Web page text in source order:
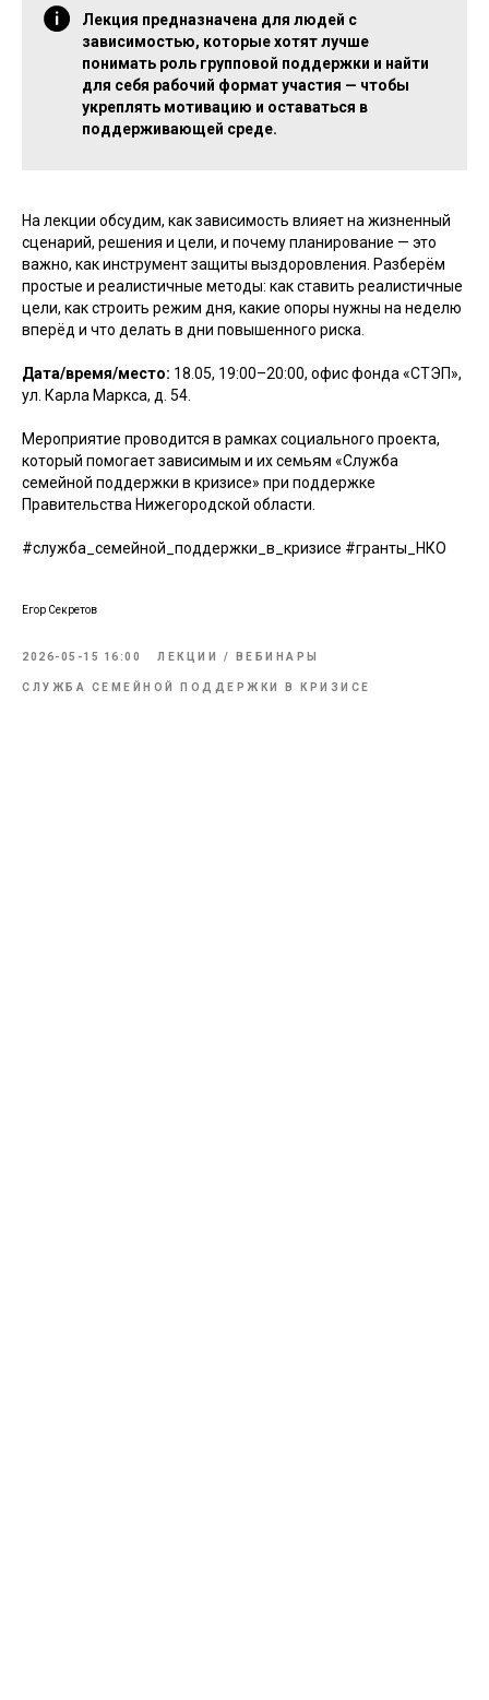
Лекция предназначена для людей с
зависимостью, которые хотят лучше
понимать роль групповой поддержки и найти
для себя рабочий формат участия — чтобы
укреплять мотивацию и оставаться в
поддерживающей среде.
На лекции обсудим, как зависимость влияет на жизненный
сценарий, решения и цели, и почему планирование — это
важно, как инструмент защиты выздоровления. Разберём
простые и реалистичные методы: как ставить реалистичные
цели, как строить режим дня, какие опоры нужны на неделю
вперёд и что делать в дни повышенного риска.
Дата/время/место: 18.05, 19:00–20:00, офис фонда «СТЭП»,
ул. Карла Маркса, д. 54.
Мероприятие проводится в рамках социального проекта,
который помогает зависимым и их семьям «Служба
семейной поддержки в кризисе» при поддержке
Правительства Нижегородской области.
#служба_семейной_поддержки_в_кризисе #гранты_НКО
Егор Секретов
2026-05-15 16:00 ЛЕКЦИИ / ВЕБИНАРЫ
СЛУЖБА СЕМЕЙНОЙ ПОДДЕРЖКИ В КРИЗИСЕ